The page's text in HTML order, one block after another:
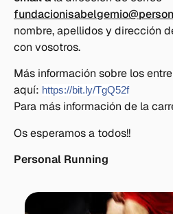
nombre, apellidos y dirección
con vosotros.
Más información sobre los
aquí: https://bit.ly/TgQ52f
Para más información de la
Os esperamos a todos!!
Personal Running